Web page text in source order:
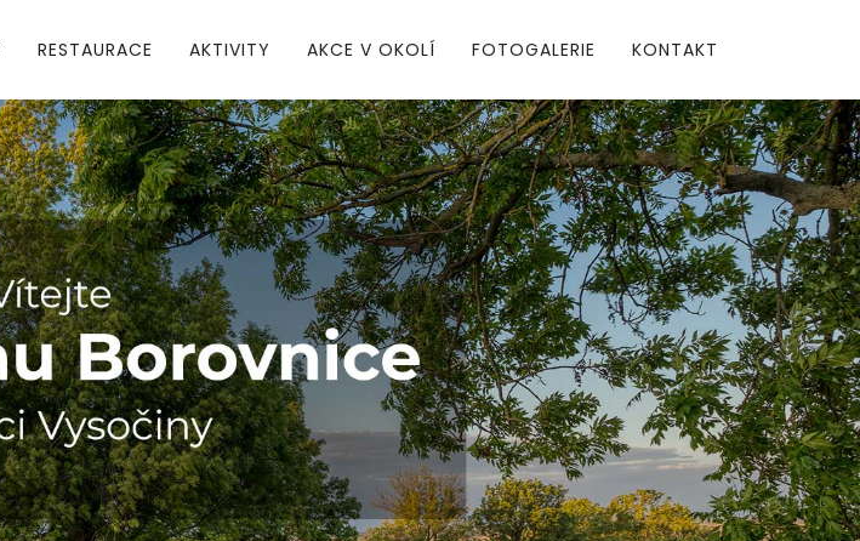
RESTAURACE AKTIVITY AKCE V OKOLÍ FOTOGALERIE KONTAKT